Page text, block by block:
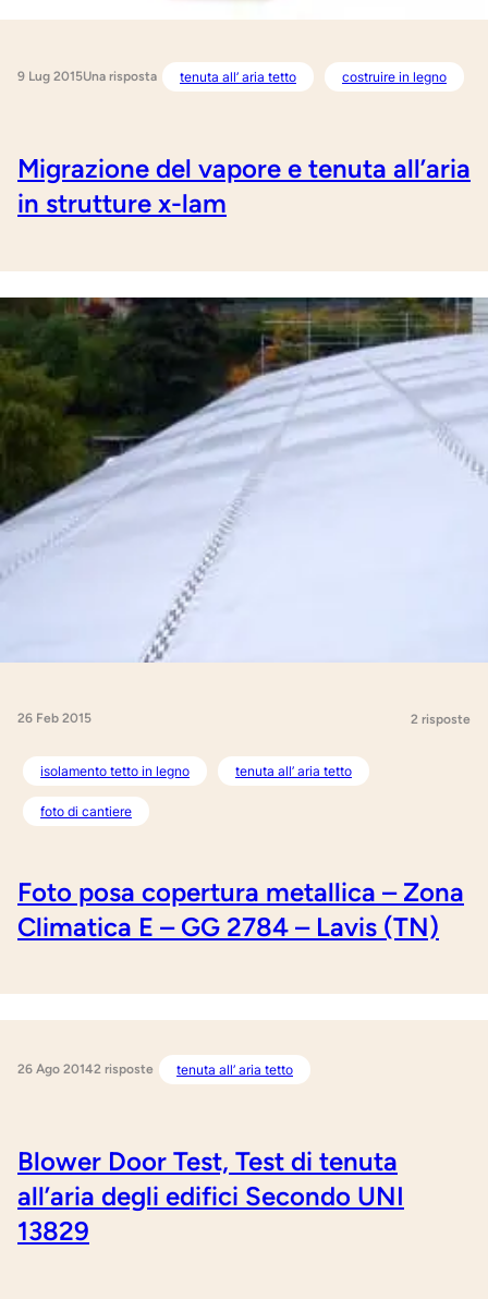
9 Lug 2015Una risposta tenuta all’ aria tetto costruire in legno
Migrazione del vapore e tenuta all’aria
in strutture x-lam
26 Feb 2015 2 risposte
isolamento tetto in legno tenuta all’ aria tetto
foto di cantiere
Foto posa copertura metallica – Zona
Climatica E – GG 2784 – Lavis (TN)
26 Ago 20142 risposte tenuta all’ aria tetto
Blower Door Test, Test di tenuta
all’aria degli edifici Secondo UNI
13829